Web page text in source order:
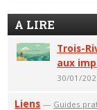
A LIRE
Trois-
aux
30/01/
Liens — Guides